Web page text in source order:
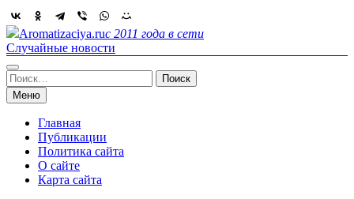
Skip
to
content
Aromatizaciya.ruс 2011 года в сети
Случайные новости
Найти:
Меню
Главная
Публикации
Политика сайта
О сайте
Карта сайта